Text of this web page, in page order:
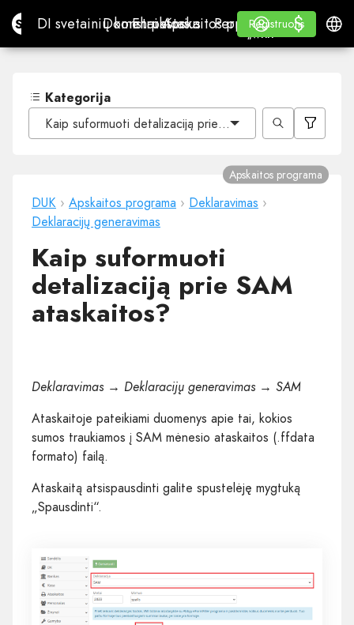
Site.proDI svetainių konstruktorius
DI svetainių konstruktorius
Domenai
DomenaiEl. paštas
El. paštasApskaitos programa
Apskaitos programa
Perpardavėjams
„WHITE LABEL“
Mokymasis
Mokymasis
Registruotis
Registruotis
Prisijungti
$
$
Kategorija
Kaip suformuoti detalizaciją prie SAM ataskaitos?
DUK › Apskaitos programa › Deklaravimas ›
Deklaracijų generavimas
Apskaitos programa
Kaip suformuoti
detalizaciją prie SAM
ataskaitos?
Deklaravimas → Deklaracijų generavimas → SAM
Ataskaitoje pateikiami duomenys apie tai, kokios
sumos traukiamos į SAM mėnesio ataskaitos (.ffdata
formato) failą.
Ataskaitą atsispausdinti galite spustelėję mygtuką
„Spausdinti“.